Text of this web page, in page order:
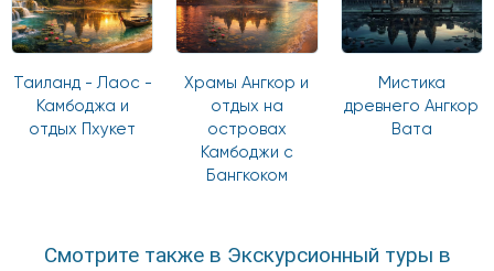
Таиланд - Лаос -
Камбоджа и
отдых Пхукет
Храмы Ангкор и
отдых на
островах
Камбоджи c
Бангкоком
Мистика
древнего Ангкор
Вата
Смотрите также в Экскурсионный туры в